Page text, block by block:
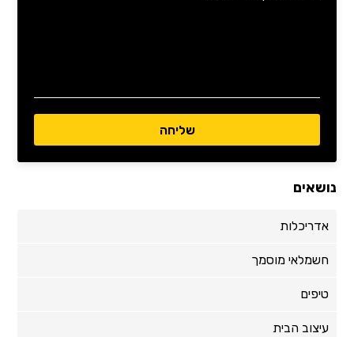
נושאים
אדריכלות
חשמלאי מוסמך
טיפים
עיצוב הבית